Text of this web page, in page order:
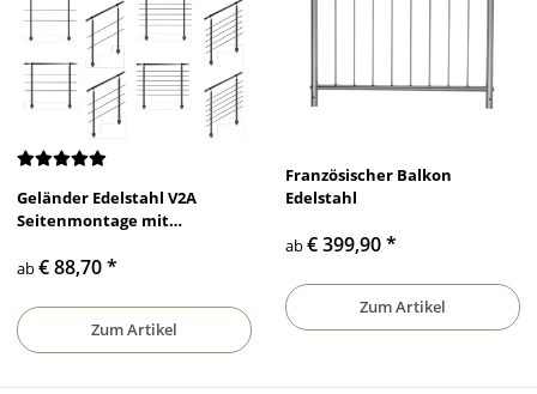
Geländer Edelstahl V2A
Seitenmontage mit
ab€ 88,70*
Zum Artikel
Französischer Balkon
Edelstahl
ab€ 399,90*
Zum Artikel